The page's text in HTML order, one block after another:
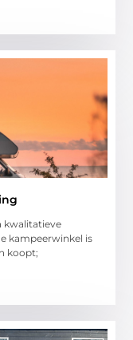
kwalitatieve
kampeerwinkel is
koopt;